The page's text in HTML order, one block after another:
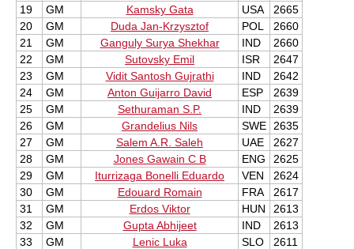
19
GM Kamsky Gata USA
2665
20
GM Duda Jan-Krzysztof POL
2660
21
GM Ganguly Surya Shekhar IND
2660
22
GM Sutovsky Emil ISR
2647
23
GM Vidit Santosh Gujrathi IND
2642
24
GM Anton Guijarro David ESP
2639
25
GM Sethuraman S.P. IND
2639
26
GM Grandelius Nils SWE
2635
27
GM Salem A.R. Saleh UAE
2627
28
GM Jones Gawain C B ENG
2625
29
GM Iturrizaga Bonelli Eduardo VEN
2624
30
GM Edouard Romain FRA
2617
31
GM Erdos Viktor HUN
2613
32
GM Gupta Abhijeet IND
2613
33
GM Lenic Luka SLO
2611